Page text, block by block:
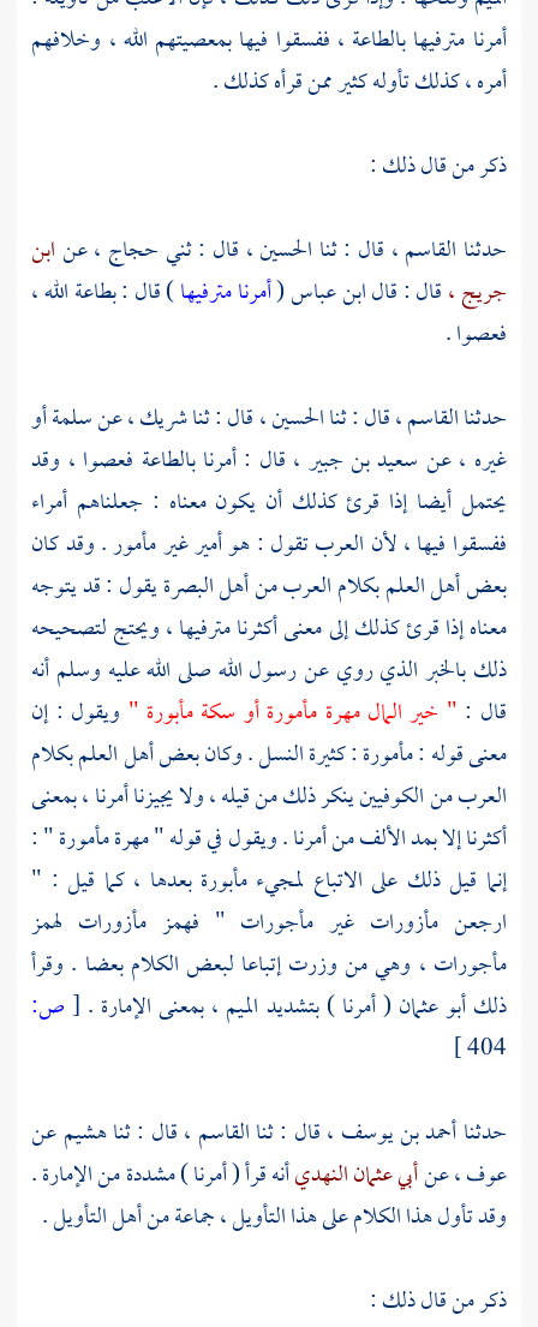
أمرنا مترفيها بالطاعة ، ففسقوا فيها بمعصيتهم الله ، وخلافهم
أمره ، كذلك تأوله كثير ممن قرأه كذلك .
ذكر من قال ذلك :
حدثنا القاسم ، قال : ثنا الحسين ، قال : ثنيحجاج ،عنابن
جريج ،قال : قالابن عباس(أمرنا مترفيها) قال : بطاعة الله ،
فعصوا .
حدثناالقاسم ،قال : ثناالحسين ،قال : ثناشريك ،عنسلمةأو
غيره ، عن سعيد بن جبير ، قال : أمرنا بالطاعة فعصوا ، وقد
يحتمل أيضا إذا قرئ كذلك أن يكون معناه : جعلناهم أمراء
ففسقوا فيها ، لأن العرب تقول : هو أمير غير مأمور . وقد كان
بعض أهل العلم بكلام العرب من أهلالبصرةيقول : قد يتوجه
معناه إذا قرئ كذلك إلى معنى أكثرنا مترفيها ، ويحتج لتصحيحه
ذلك بالخبر الذي روي عن رسول الله صلى الله عليه وسلم أنه
قال : " خير المال مهرة مأمورة أو سكة مأبورة " ويقول : إن
معنى قوله : مأمورة : كثيرة النسل . وكان بعض أهل العلم بكلام
العرب من الكوفيين ينكر ذلك من قيله ، ولا يجيزنا أمرنا ، بمعنى
أكثرنا إلا بمد الألف من أمرنا . ويقول في قوله " مهرة مأمورة " :
إنما قيل ذلك على الاتباع لمجيء مأبورة بعدها ، كما قيل : "
ارجعن مأزورات غير مأجورات " فهمز مأزورات لهمز
مأجورات ، وهي من وزرت إتباعا لبعض الكلام بعضا . وقرأ
ذلكأبو عثمان ( أمرنا ) بتشديد الميم ، بمعنى الإمارة . [ص:
404 ]
حدثناأحمد بن يوسف ،قال : ثناالقاسم ،قال : ثناهشيمعن
عوف ،عنأبي عثمان النهديأنه قرأ ( أمرنا ) مشددة من الإمارة .
وقد تأول هذا الكلام على هذا التأويل ، جماعة من أهل التأويل .
ذكر من قال ذلك :